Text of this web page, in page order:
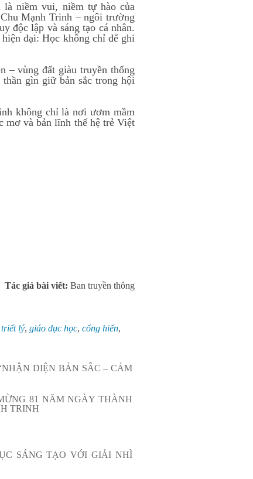
là niềm vui, niềm tự hào của
Mạnh Trinh – ngôi trường
độc lập và sáng tạo cá nhân.
đại: Học không chỉ để ghi
– vùng đất giàu truyền thống
gìn giữ bản sắc trong hội
không chỉ là nơi ươm mầm
mơ và bản lĩnh thế hệ trẻ Việt
Tác giả bài viết: Ban truyền thông
triết lý, giáo dục học, cống hiến,
DIỆN BẢN SẮC – CẢM
81 NĂM NGÀY THÀNH
TRINH
SÁNG TẠO VỚI GIẢI NHÌ